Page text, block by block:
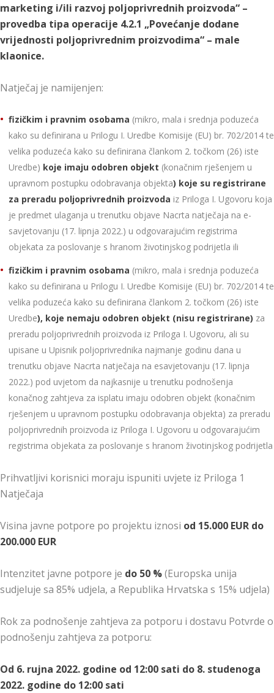
marketing i/ili razvoj poljoprivrednih proizvoda“ –
provedba tipa operacije 4.2.1 „Povećanje dodane
vrijednosti poljoprivrednim proizvodima“ – male
klaonice.
Natječaj je namijenjen:
fizičkim i pravnim osobama (mikro, mala i srednja poduzeća
kako su definirana u Prilogu I. Uredbe Komisije (EU) br. 702/2014 te
velika poduzeća kako su definirana člankom 2. točkom (26) iste
Uredbe) koje imaju odobren objekt (konačnim rješenjem u
upravnom postupku odobravanja objekta) koje su registrirane
za preradu poljoprivrednih proizvoda iz Priloga I. Ugovoru koja
je predmet ulaganja u trenutku objave Nacrta natječaja na e-
savjetovanju (17. lipnja 2022.) u odgovarajućim registrima
objekata za poslovanje s hranom životinjskog podrijetla ili
fizičkim i pravnim osobama (mikro, mala i srednja poduzeća
kako su definirana u Prilogu I. Uredbe Komisije (EU) br. 702/2014 te
velika poduzeća kako su definirana člankom 2. točkom (26) iste
Uredbe), koje nemaju odobren objekt (nisu registrirane) za
preradu poljoprivrednih proizvoda iz Priloga I. Ugovoru, ali su
upisane u Upisnik poljoprivrednika najmanje godinu dana u
trenutku objave Nacrta natječaja na esavjetovanju (17. lipnja
2022.) pod uvjetom da najkasnije u trenutku podnošenja
konačnog zahtjeva za isplatu imaju odobren objekt (konačnim
rješenjem u upravnom postupku odobravanja objekta) za preradu
poljoprivrednih proizvoda iz Priloga I. Ugovoru u odgovarajućim
registrima objekata za poslovanje s hranom životinjskog podrijetla
Prihvatljivi korisnici moraju ispuniti uvjete iz Priloga 1
Natječaja
Visina javne potpore po projektu iznosi od 15.000 EUR do
200.000 EUR
Intenzitet javne potpore je do 50 %(Europska unija
sudjeluje sa 85% udjela, a Republika Hrvatska s 15% udjela)
Rok za podnošenje zahtjeva za potporu i dostavu Potvrde o
podnošenju zahtjeva za potporu:
Od 6. rujna 2022. godine od 12:00 sati do 8. studenoga
2022. godine do 12:00 sati